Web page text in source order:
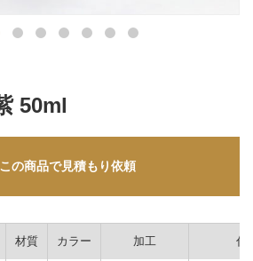
50ml
この商品で見積もり依頼
材質 カラー 加工 付